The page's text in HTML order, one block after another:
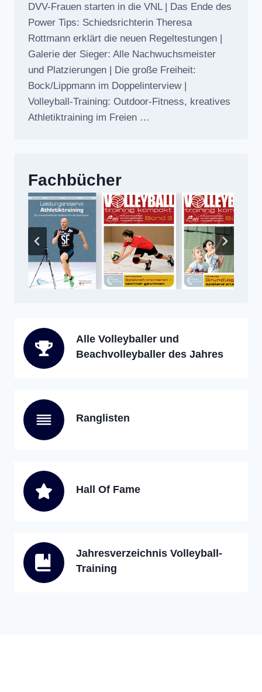
DVV-Frauen starten in die VNL | Das Ende des
Power Tips: Schiedsrichterin Theresa
Rottmann erklärt die neuen Regeltestungen |
Galerie der Sieger: Alle Nachwuchsmeister
und Platzierungen | Die große Freiheit:
Bock/Lippmann im Doppelinterview |
Volleyball-Training: Outdoor-Fitness, kreatives
Athletiktraining im Freien …
Fachbücher
Alle Volleyballer und
Beachvolleyballer des Jahres
Ranglisten
Hall Of Fame
Jahresverzeichnis Volleyball-
Training